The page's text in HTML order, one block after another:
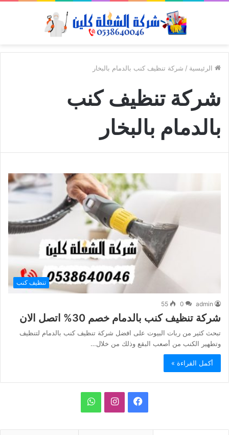
الرئيسية / شركة تنظيف كنب بالدمام بالبخار
شركة تنظيف كنب
بالدمام بالبخار
تنظيف كنب
admin
0
55
شركة تنظيف كنب بالدمام خصم 30% اتصل الان
تبحث كثير من ربات البيوت على افضل شركة تنظيف كنب بالدمام لتنظيف
وتطهير الكنب من أصعب البقع وذلك من خلال…
أكمل القراءة »